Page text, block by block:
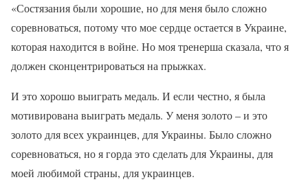
«Состязания были хорошие, но для меня было сложно
соревноваться, потому что мое сердце остается в Украине,
которая находится в войне. Но моя тренерша сказала, что я
должен сконцентрироваться на прыжках.
И это хорошо выиграть медаль. И если честно, я была
мотивирована выиграть медаль. У меня золото – и это
золото для всех украинцев, для Украины. Было сложно
соревноваться, но я горда это сделать для Украины, для
моей любимой страны, для украинцев.